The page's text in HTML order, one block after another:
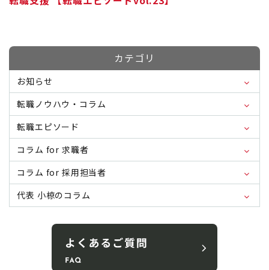
カテゴリ
お知らせ
転職ノウハウ・コラム
転職エピソード
コラム for 求職者
コラム for 採用担当者
代表 小椋のコラム